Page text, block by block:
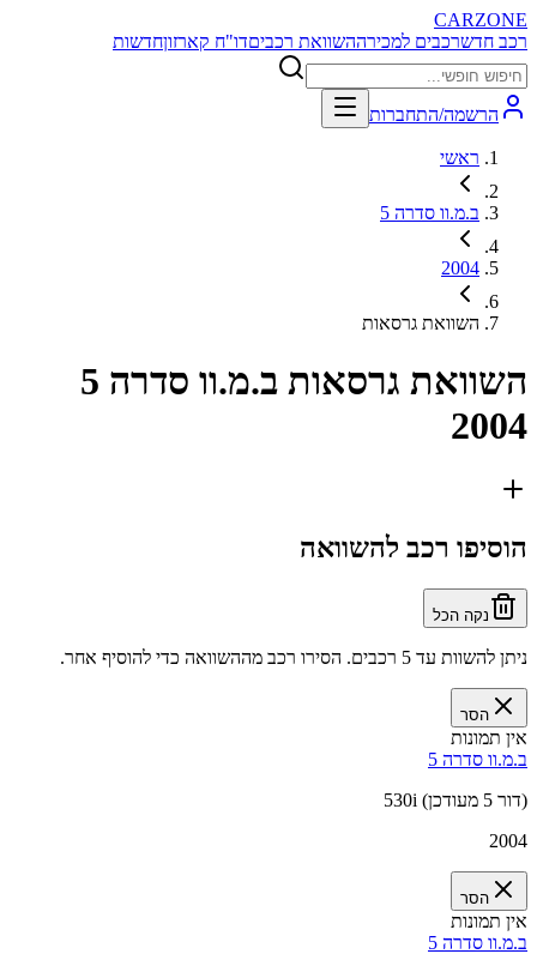
CARZONE
רכב חדשרכבים למכירההשוואת רכביםדו"ח קארזוןחדשות
הרשמה/התחברות
ראשי
ב.מ.וו סדרה 5
2004
השוואת גרסאות
השוואת גרסאות
ב.מ.וו סדרה 5
2004
הוסיפו רכב להשוואה
נקה הכל
ניתן להשוות עד 5 רכבים. הסירו רכב מההשוואה כדי להוסיף אחר.
הסר
אין תמונות
ב.מ.וו סדרה 5
530i (דור 5 מעודכן)
2004
הסר
אין תמונות
ב.מ.וו סדרה 5